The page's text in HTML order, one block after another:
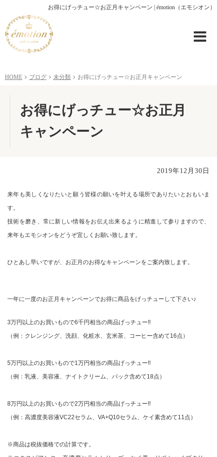
お得にげっチュー☆お正月キャンペーン | émotion（エモシオン）
HOME ブログ 未分類 お得にげっチュー☆お正月キャンペーン
お得にげっチュー☆お正月
キャンペーン
2019年12月30日
来年も美しくなりたいと願う皆様の願いを叶える場所でありたいとおもいま
す。
技術を磨き、常に新しい情報をお伝え出来るように精進して参りますので、
来年もエモシオンをどうぞ宜しくお願い致します。
ひとあし早いですが、お正月のお得なキャンペーンをご案内致します。
一年に一度のお正月キャンペーンでお得に商品をげっチューして下さい♪
3万円以上のお買いもので6千円相当の商品げっチュー!!
（例：クレンジング、洗顔、化粧水、玄米茶、コーヒー含めて16点）
5万円以上のお買いもので1万円相当の商品げっチュー!!
（例：乳液、美容液、ナイトクリーム、パック含めて18点）
8万円以上のお買いもので2万円相当の商品げっチュー!!
（例：高濃度美容液VC22セラム、VA+Q10セラム、ケイ素含めて11点）
※商品は税抜価格での計算です。